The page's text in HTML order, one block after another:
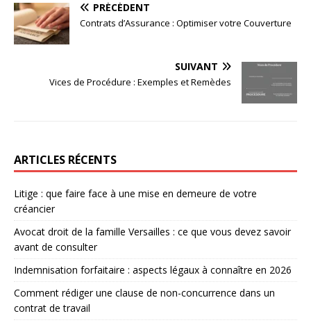
PRÉCÉDENT
Contrats d’Assurance : Optimiser votre Couverture
SUIVANT
Vices de Procédure : Exemples et Remèdes
ARTICLES RÉCENTS
Litige : que faire face à une mise en demeure de votre
créancier
Avocat droit de la famille Versailles : ce que vous devez savoir
avant de consulter
Indemnisation forfaitaire : aspects légaux à connaître en 2026
Comment rédiger une clause de non-concurrence dans un
contrat de travail